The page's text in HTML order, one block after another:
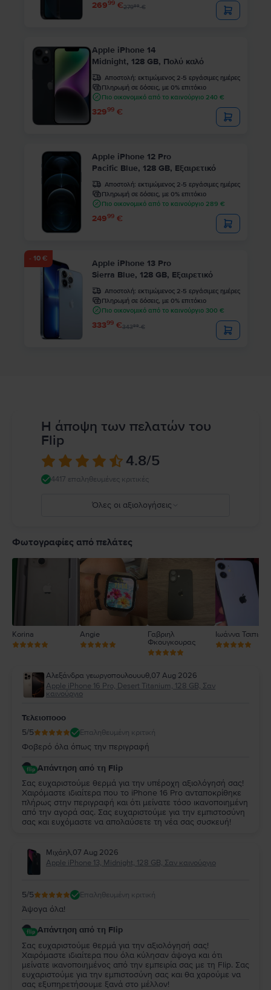
26999€27999€
Apple iPhone 14
Midnight, 128 GB, Πολύ καλό
Αποστολή: εκτιμώμενος 2-5 εργάσιμες ημέρες
Πληρωμή σε δόσεις, με 0% επιτόκιο
Πιο οικονομικό από το καινούργιο 240 €
32999€
Apple iPhone 12 Pro
Pacific Blue, 128 GB, Εξαιρετικό
Αποστολή: εκτιμώμενος 2-5 εργάσιμες ημέρες
Πληρωμή σε δόσεις, με 0% επιτόκιο
Πιο οικονομικό από το καινούργιο 289 €
24999€
- 10 €
Apple iPhone 13 Pro
Sierra Blue, 128 GB, Εξαιρετικό
Αποστολή: εκτιμώμενος 2-5 εργάσιμες ημέρες
Πληρωμή σε δόσεις, με 0% επιτόκιο
Πιο οικονομικό από το καινούργιο 300 €
33399€34399€
Η άποψη των πελατών του
Flip
4.8/5
4417 επαληθευμένες κριτικές
Όλες οι αξιολογήσεις
4
2
1
Φωτογραφίες από πελάτες
Korina Angie
Γαβριηλ
Φκουγκουρας
Ιωάννα
Αλεξάνδρα γεωργοπουλουυυθ,07 Aug 2026
Apple iPhone 16 Pro, Desert Titanium, 128 GB, Σαν
καινούργιο
Τελειοποοο
5/5 Επαληθευμένη κριτική
Φοβερό όλα όπως την περιγραφή
Απάντηση από τη Flip
Σας ευχαριστούμε θερμά για την υπέροχη αξιολόγησή σας!
Χαιρόμαστε ιδιαίτερα που το iPhone 16 Pro ανταποκρίθηκε
πλήρως στην περιγραφή και ότι μείνατε τόσο ικανοποιημένη
από την αγορά σας. Σας ευχαριστούμε για την εμπιστοσύνη
σας και ευχόμαστε να απολαύσετε τη νέα σας συσκευή!
Μιχάηλ,07 Aug 2026
Apple iPhone 13, Midnight, 128 GB, Σαν καινούργιο
5/5 Επαληθευμένη κριτική
Άψογα όλα!
Απάντηση από τη Flip
Σας ευχαριστούμε θερμά για την αξιολόγησή σας!
Χαιρόμαστε ιδιαίτερα που όλα κύλησαν άψογα και ότι
μείνατε ικανοποιημένος από την εμπειρία σας με τη Flip. Σας
ευχαριστούμε για την εμπιστοσύνη σας και θα χαρούμε να
σας εξυπηρετήσουμε ξανά στο μέλλον!